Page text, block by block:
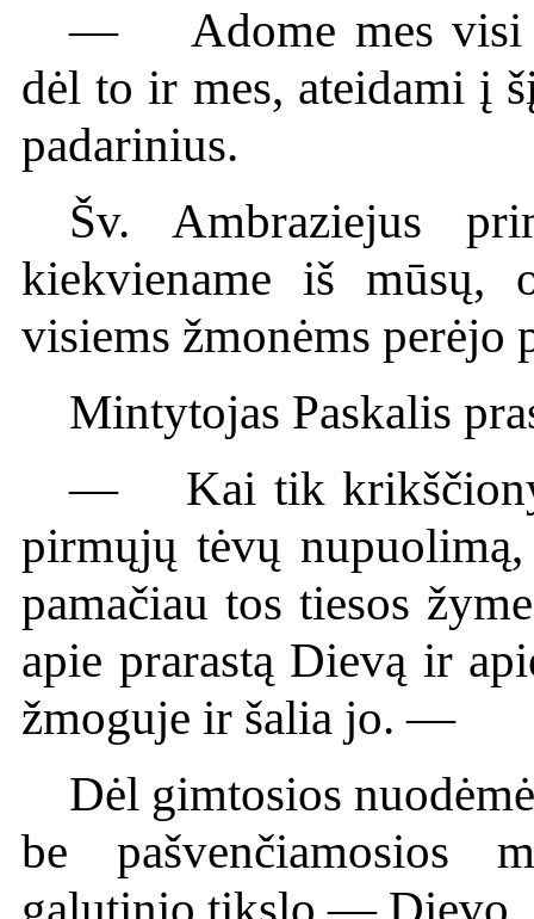
— Adome mes visi
dėl to ir mes, ateidami į
padarinius.
Šv. Ambraziejus
kiekviename iš mūsų,
visiems žmonėms perėjo
Mintytojas Paskalis
— Kai tik
pirmųjų tėvų
pamačiau tos tiesos
apie prarastą Dievą ir
žmoguje ir šalia jo. —
Dėl gimtosios
be pašvenčiamosios